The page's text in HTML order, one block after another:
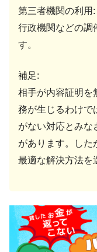
第三者機関の利用
行政機関などの調
す。
補足:
相手が内容証明を
務が生じるわけで
がない対応とみな
があります。した
最適な解決方法を